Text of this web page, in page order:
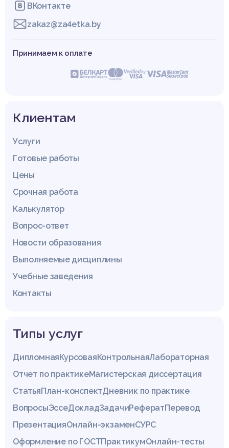
ВКонтакте
zakaz@za4etka.by
Принимаем к оплате
Клиентам
Услуги
Готовые работы
Цены
Срочная работа
Калькулятор
Вопрос-ответ
Новости образования
Выполняемые дисциплины
Учебные заведения
Контакты
Типы услуг
ДипломнаяКурсоваяКонтрольнаяЛабораторная
Отчет по практикеМагистерская диссертация
СтатьяПлан-конспектДневник по практике
ВопросыЭссеДокладЗадачиРефератПеревод
ПрезентацияОнлайн-экзаменСУРС
Оформление по ГОСТПрактикумОнлайн-тесты